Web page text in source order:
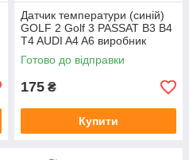
Датчик температури (синій)
GOLF 2 Golf 3 PASSAT B3 B4
T4 AUDI A4 A6 виробник
Topran Німеччина
Готово до відправки
175 ₴
Купити